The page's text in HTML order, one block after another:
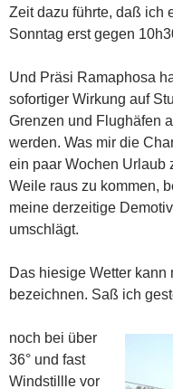
Zeit dazu führte, daß ich
Sonntag erst gegen
Und Präsi Ramaphosa
sofortiger Wirkung auf
Grenzen und Flughäfen
werden. Was mir die
ein paar Wochen Urlaub
Weile raus zu kommen,
meine derzeitige
umschlägt.
Das hiesige Wetter kann
bezeichnen. Saß ich
noch bei über
36° und fast
Windstillle vor